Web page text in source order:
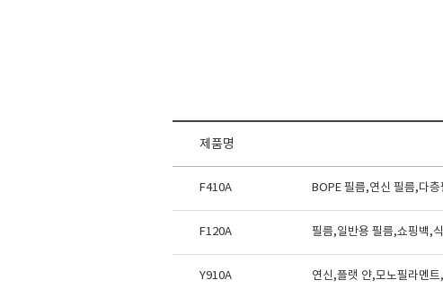
제품명
F410A BOPE 필름,연신 필름,다
F120A 필름,일반용 필름,쇼핑백,
Y910A 연신,플랫 얀,모노필라멘